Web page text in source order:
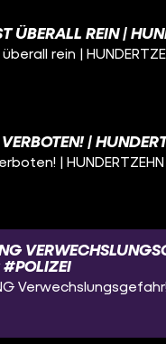
ÜBERALL REIN |
rein |
|
|
#POLIZEI
Verwechslungsgefahr!